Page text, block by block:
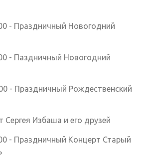
- Праздничный Новогодний
- Паздничный Новогодний
- Праздничный Рождественский
Сергея Избаша и его друзей
- Праздничный Концерт Старый